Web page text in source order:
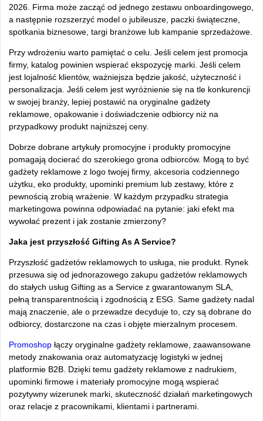
2026. Firma może zacząć od jednego zestawu onboardingowego,
a następnie rozszerzyć model o jubileusze, paczki świąteczne,
spotkania biznesowe, targi branżowe lub kampanie sprzedażowe.
Przy wdrożeniu warto pamiętać o celu. Jeśli celem jest promocja
firmy, katalog powinien wspierać ekspozycję marki. Jeśli celem
jest lojalność klientów, ważniejsza będzie jakość, użyteczność i
personalizacja. Jeśli celem jest wyróżnienie się na tle konkurencji
w swojej branży, lepiej postawić na oryginalne gadżety
reklamowe, opakowanie i doświadczenie odbiorcy niż na
przypadkowy produkt najniższej ceny.
Dobrze dobrane artykuły promocyjne i produkty promocyjne
pomagają docierać do szerokiego grona odbiorców. Mogą to być
gadżety reklamowe z logo twojej firmy, akcesoria codziennego
użytku, eko produkty, upominki premium lub zestawy, które z
pewnością zrobią wrażenie. W każdym przypadku strategia
marketingowa powinna odpowiadać na pytanie: jaki efekt ma
wywołać prezent i jak zostanie zmierzony?
Jaka jest przyszłość Gifting As A Service?
Przyszłość gadżetów reklamowych to usługa, nie produkt. Rynek
przesuwa się od jednorazowego zakupu gadżetów reklamowych
do stałych usług Gifting as a Service z gwarantowanym SLA,
pełną transparentnością i zgodnością z ESG. Same gadżety nadal
mają znaczenie, ale o przewadze decyduje to, czy są dobrane do
odbiorcy, dostarczone na czas i objęte mierzalnym procesem.
Promoshop łączy oryginalne gadżety reklamowe, zaawansowane
metody znakowania oraz automatyzację logistyki w jednej
platformie B2B. Dzięki temu gadżety reklamowe z nadrukiem,
upominki firmowe i materiały promocyjne mogą wspierać
pozytywny wizerunek marki, skuteczność działań marketingowych
oraz relacje z pracownikami, klientami i partnerami.